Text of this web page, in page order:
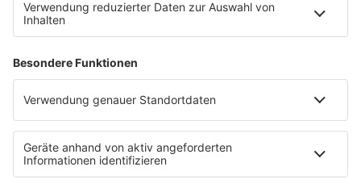
Datenschutz
Datenschutzeinstellungen
Datenschutzerklärung zur sunshine live App
Impressum
Teilnahmebedingungen